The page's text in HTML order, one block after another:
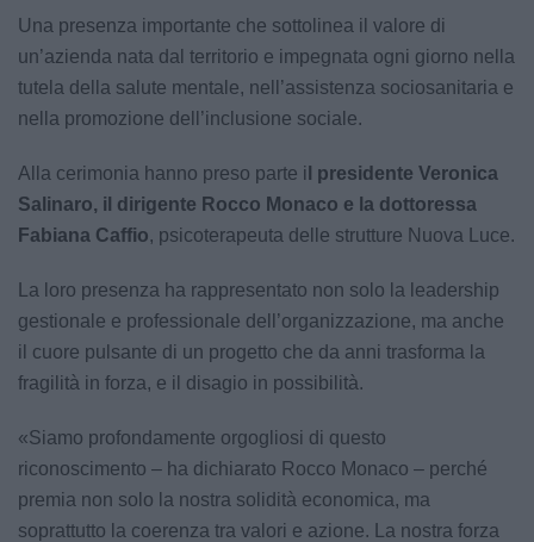
Una presenza importante che sottolinea il valore di
un’azienda nata dal territorio e impegnata ogni giorno nella
tutela della salute mentale, nell’assistenza sociosanitaria e
nella promozione dell’inclusione sociale.
Alla cerimonia hanno preso parte i
l presidente Veronica
Salinaro, il dirigente Rocco Monaco e la dottoressa
Fabiana Caffio, psicoterapeuta delle strutture Nuova Luce.
La loro presenza ha rappresentato non solo la leadership
gestionale e professionale dell’organizzazione, ma anche
il cuore pulsante di un progetto che da anni trasforma la
fragilità in forza, e il disagio in possibilità.
«Siamo profondamente orgogliosi di questo
riconoscimento – ha dichiarato Rocco Monaco – perché
premia non solo la nostra solidità economica, ma
soprattutto la coerenza tra valori e azione. La nostra forza